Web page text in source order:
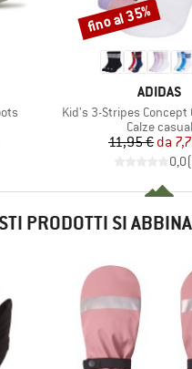
MARCHIO
ADIDAS
Articolo
Kid's 3-Stripes Concept
Gruppo di
Calze casual
11,95 € da
0,0(
Sconto
fino al 35%
PRODOTTI SI